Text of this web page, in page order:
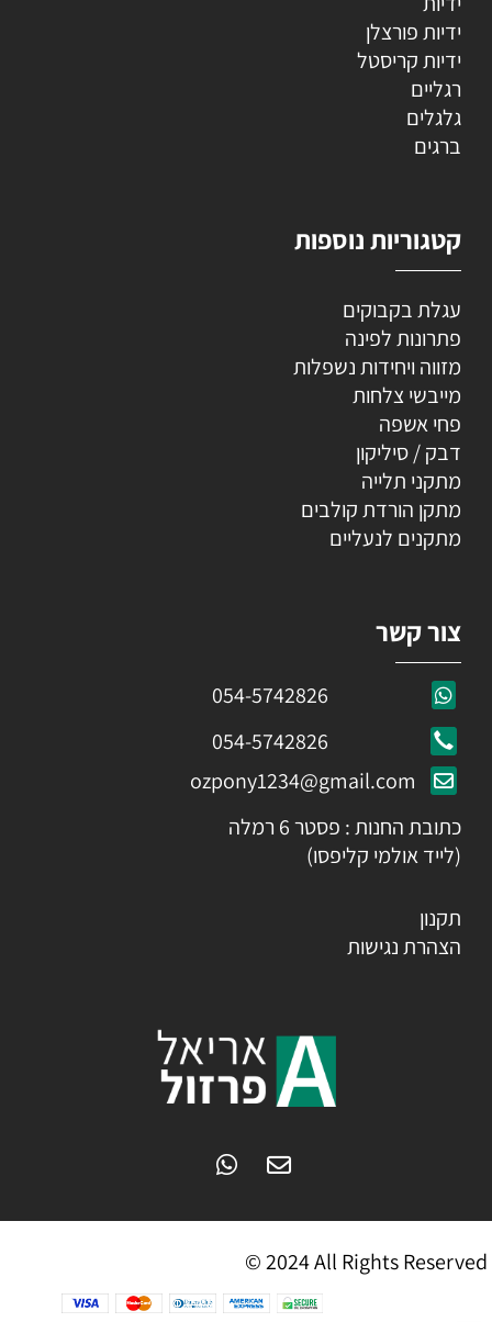
ידיות פורצלן
ידיות קריסטל
רגליים
גלגלים
ברגים
קטגוריות נוספות
עגלת בקבוקים
פתרונות לפינה
מזווה ויחידות נשפלות
מייבשי צלחות
פחי אשפה
דבק / סיליקון
מתקני תלייה
מתקן הורדת קולבים
מתקנים לנעליים
צור קשר
054-5742826
054-5742826
ozpony1234@gmail.com
כתובת החנות : פסטר 6 רמלה
(לייד אולמי קליפסו)
תקנון
הצהרת נגישות
© 2024 All Rights Reserved